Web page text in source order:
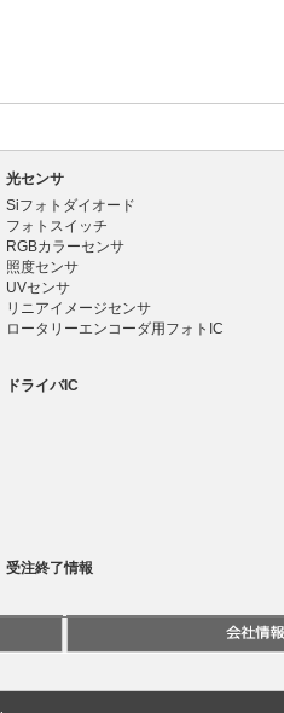
光センサ
Siフォトダイオード
フォトスイッチ
RGBカラーセンサ
照度センサ
UVセンサ
リニアイメージセンサ
ロータリーエンコーダ用フォトIC
ドライバIC
受注終了情報